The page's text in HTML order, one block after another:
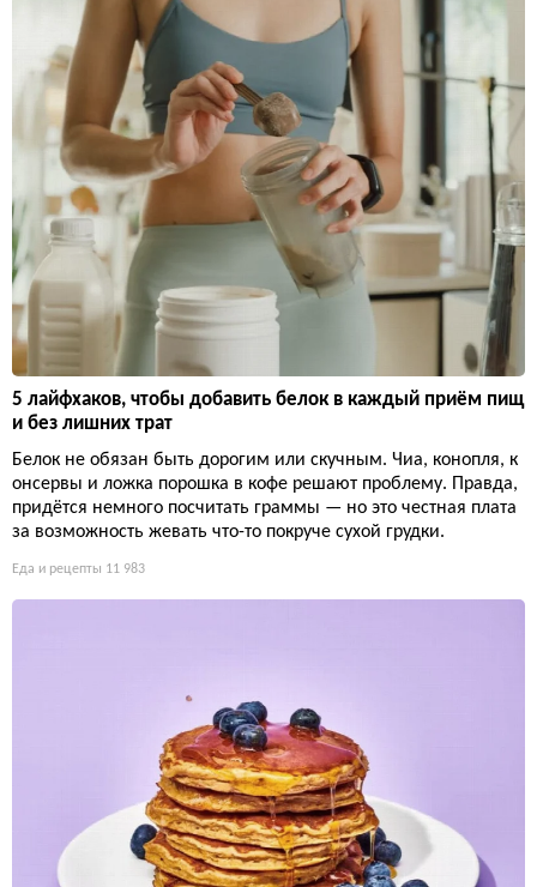
5 лайфхаков, чтобы добавить белок в каждый приём пищ
и без лишних трат
Белок не обязан быть дорогим или скучным. Чиа, конопля, к
онсервы и ложка порошка в кофе решают проблему. Правда,
придётся немного посчитать граммы — но это честная плата
за возможность жевать что-то покруче сухой грудки.
Еда и рецепты 11 983